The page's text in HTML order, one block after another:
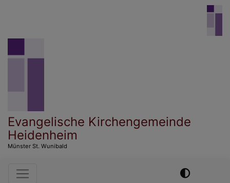
Evangelische Kirchengemeinde
Heidenheim
Münster St. Wunibald
Hauptnavigation